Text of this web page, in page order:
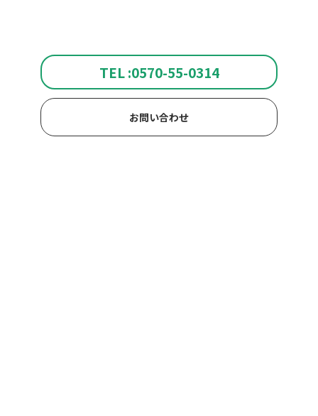
TEL :0570-55-0314
お問い合わせ